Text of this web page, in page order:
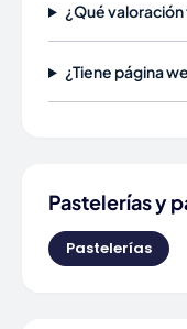
¿Qué
¿Tiene página
Pastelerías y
Pastelerías